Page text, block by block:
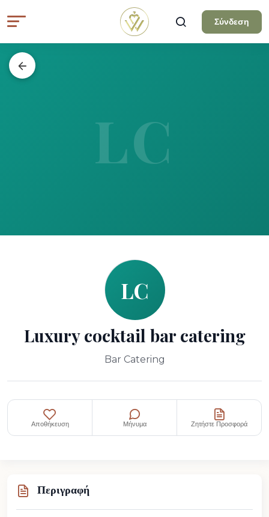
Σύνδεση
LC
LC
Luxury cocktail bar catering
Bar Catering
Αποθήκευση Μήνυμα Ζητήστε Προσφορά
Περιγραφή